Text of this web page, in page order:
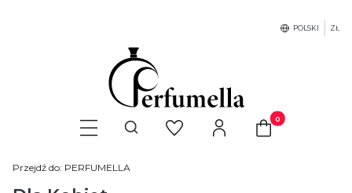
POLSKI ZŁ
Otwórz wyszukiwarkę Produkty w
Przejdź do: PERFUMELLA